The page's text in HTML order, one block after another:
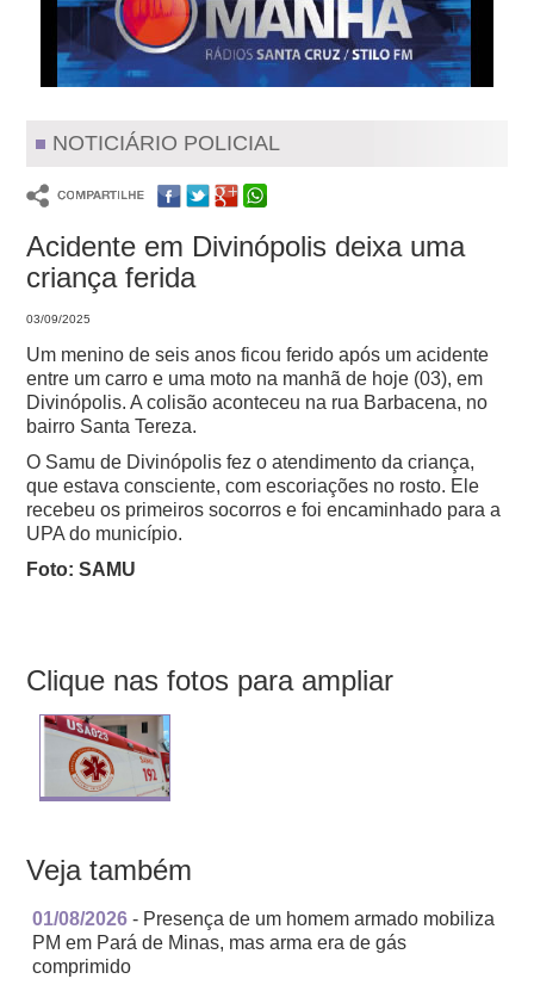
NOTICIÁRIO POLICIAL
Acidente em Divinópolis deixa uma
criança ferida
03/09/2025
Um menino de seis anos ficou ferido após um acidente
entre um carro e uma moto na manhã de hoje (03), em
Divinópolis. A colisão aconteceu na rua Barbacena, no
bairro Santa Tereza.
O Samu de Divinópolis fez o atendimento da criança,
que estava consciente, com escoriações no rosto. Ele
recebeu os primeiros socorros e foi encaminhado para a
UPA do município.
Foto: SAMU
Clique nas fotos para ampliar
Veja também
01/08/2026 - Presença de um homem armado mobiliza
PM em Pará de Minas, mas arma era de gás
comprimido